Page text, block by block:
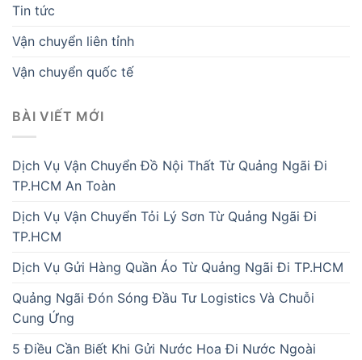
Tin tức
Vận chuyển liên tỉnh
Vận chuyển quốc tế
BÀI VIẾT MỚI
Dịch Vụ Vận Chuyển Đồ Nội Thất Từ Quảng Ngãi Đi
TP.HCM An Toàn
Dịch Vụ Vận Chuyển Tỏi Lý Sơn Từ Quảng Ngãi Đi
TP.HCM
Dịch Vụ Gửi Hàng Quần Áo Từ Quảng Ngãi Đi TP.HCM
Quảng Ngãi Đón Sóng Đầu Tư Logistics Và Chuỗi
Cung Ứng
5 Điều Cần Biết Khi Gửi Nước Hoa Đi Nước Ngoài